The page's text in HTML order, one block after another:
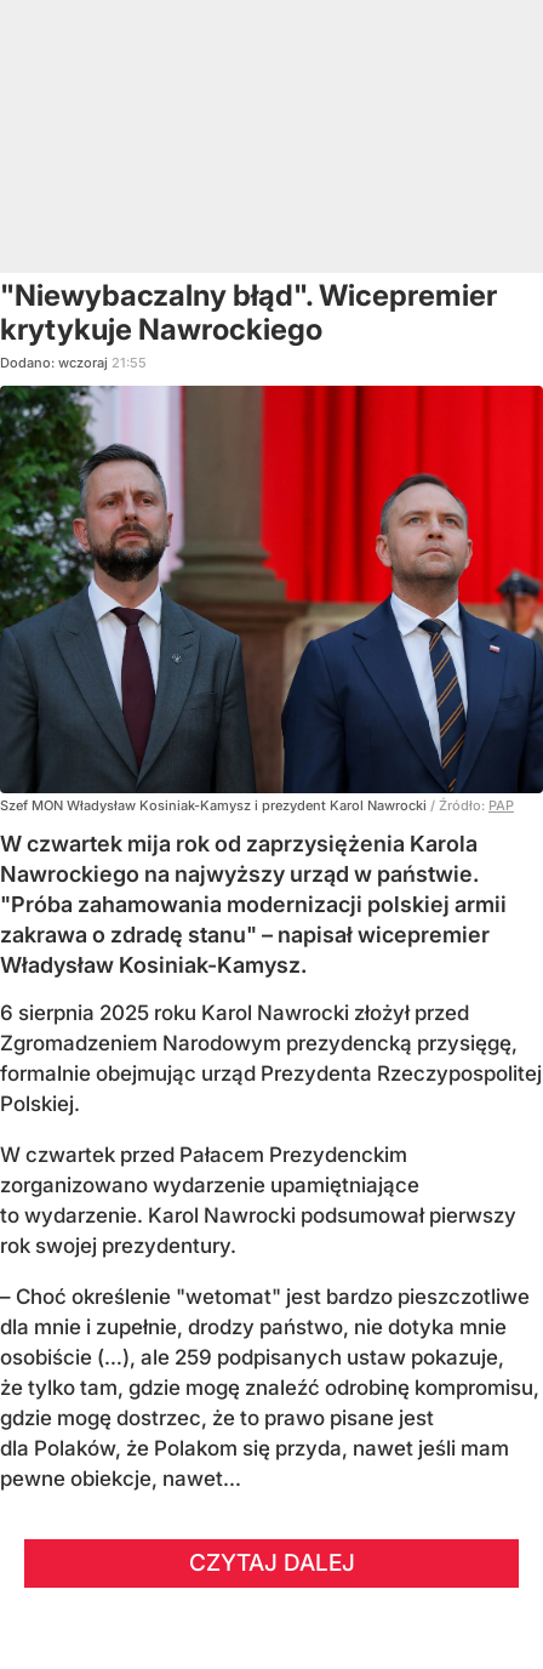
"Niewybaczalny błąd". Wicepremier
krytykuje Nawrockiego
Dodano: wczoraj 21:55
Szef MON Władysław Kosiniak-Kamysz i prezydent Karol Nawrocki / Źródło: PAP
W czwartek mija rok od zaprzysiężenia Karola
Nawrockiego na najwyższy urząd w państwie.
"Próba zahamowania modernizacji polskiej armii
zakrawa o zdradę stanu" – napisał wicepremier
Władysław Kosiniak-Kamysz.
6 sierpnia 2025 roku Karol Nawrocki złożył przed
Zgromadzeniem Narodowym prezydencką przysięgę,
formalnie obejmując urząd Prezydenta Rzeczypospolitej
Polskiej.
W czwartek przed Pałacem Prezydenckim
zorganizowano wydarzenie upamiętniające
to wydarzenie. Karol Nawrocki podsumował pierwszy
rok swojej prezydentury.
– Choć określenie "wetomat" jest bardzo pieszczotliwe
dla mnie i zupełnie, drodzy państwo, nie dotyka mnie
osobiście (…), ale 259 podpisanych ustaw pokazuje,
że tylko tam, gdzie mogę znaleźć odrobinę kompromisu,
gdzie mogę dostrzec, że to prawo pisane jest
dla Polaków, że Polakom się przyda, nawet jeśli mam
pewne obiekcje, nawet...
CZYTAJ DALEJ